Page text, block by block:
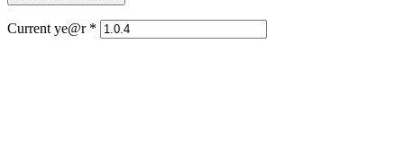
Current ye@r *